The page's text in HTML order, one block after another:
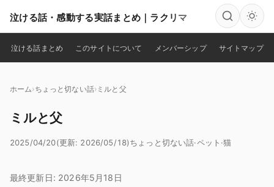
泣ける話・感動する実話まとめ｜ラクリマ
検索
泣ける話まとめ このサイトについて メンバーシップ サイトマップ
ホーム ちょっと切ない話 ミルと父
ミルと父
2025/04/20(更新: 2026/05/18)ちょっと切ない話·ペット ·猫
最終更新日: 2026年5月18日